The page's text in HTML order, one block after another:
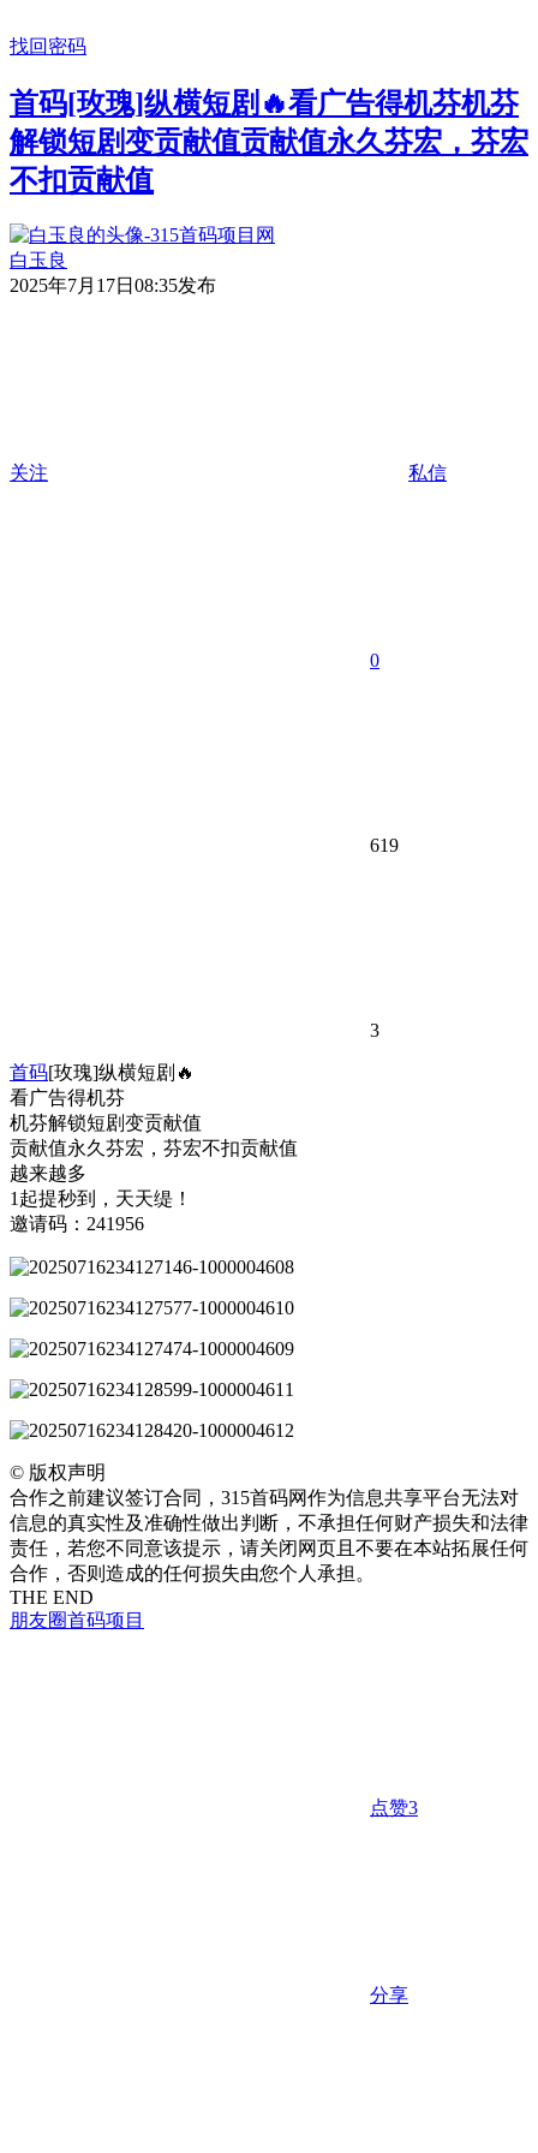
找回密码
首码[玫瑰]纵横短剧🔥看广告得机芬机芬
解锁短剧变贡献值贡献值永久芬宏，芬宏
不扣贡献值
白玉良
2025年7月17日08:35发布
关注 私信
0
619
3
首码[玫瑰]纵横短剧🔥
看广告得机芬
机芬解锁短剧变贡献值
贡献值永久芬宏，芬宏不扣贡献值
越来越多
1起提秒到，天天缇！
邀请码：241956
© 版权声明
合作之前建议签订合同，315首码网作为信息共享平台无法对
信息的真实性及准确性做出判断，不承担任何财产损失和法律
责任，若您不同意该提示，请关闭网页且不要在本站拓展任何
合作，否则造成的任何损失由您个人承担。
THE END
朋友圈首码项目
点赞3
分享